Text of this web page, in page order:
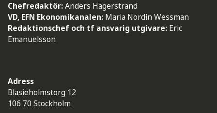
Chefredaktör:Anders Hägerstrand
VD, EFN Ekonomikanalen: Maria Nordin Wessman
Redaktionschef och tf ansvarig utgivare: Eric
Emanuelsson
Adress
Blasieholmstorg 12
106 70 Stockholm